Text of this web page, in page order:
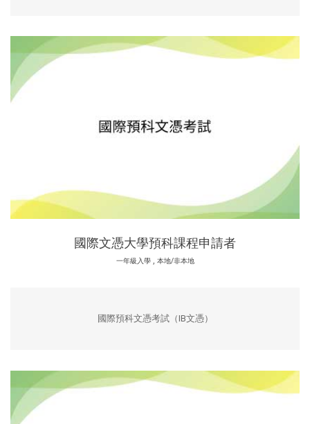
國際文憑大學預科課程申請者
一年級入學, 本地/非本地
國際預科文憑考試（IB文憑）